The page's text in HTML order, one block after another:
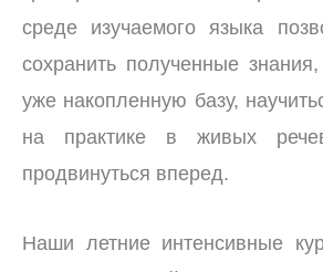
среде изучаемого языка
сохранить полученные
уже накопленную базу,
на практике в живых
продвинуться вперед.
Наши летние интенсивные